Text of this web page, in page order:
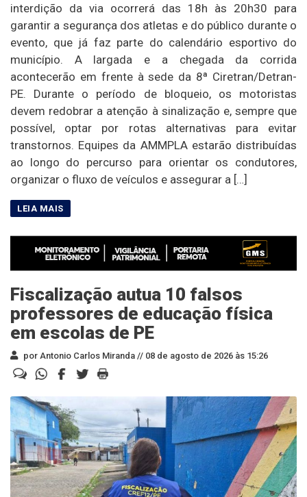
interdição da via ocorrerá das 18h às 20h30 para
garantir a segurança dos atletas e do público durante o
evento, que já faz parte do calendário esportivo do
município. A largada e a chegada da corrida
acontecerão em frente à sede da 8ª Ciretran/Detran-
PE. Durante o período de bloqueio, os motoristas
devem redobrar a atenção à sinalização e, sempre que
possível, optar por rotas alternativas para evitar
transtornos. Equipes da AMMPLA estarão distribuídas
ao longo do percurso para orientar os condutores,
organizar o fluxo de veículos e assegurar a […]
Fiscalização autua 10 falsos
professores de educação física
em escolas de PE
por Antonio Carlos Miranda // 08 de agosto de 2026 às 15:26